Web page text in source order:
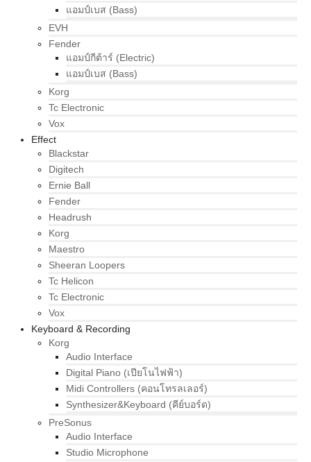
แอมป์เบส (Bass)
EVH
Fender
แอมป์กีต้าร์ (Electric)
แอมป์เบส (Bass)
Korg
Tc Electronic
Vox
Effect
Blackstar
Digitech
Ernie Ball
Fender
Headrush
Korg
Maestro
Sheeran Loopers
Tc Helicon
Tc Electronic
Vox
Keyboard & Recording
Korg
Audio Interface
Digital Piano (เปียโนไฟฟ้า)
Midi Controllers (คอนโทรลเลอร์)
Synthesizer&Keyboard (คีย์บอร์ด)
PreSonus
Audio Interface
Studio Microphone